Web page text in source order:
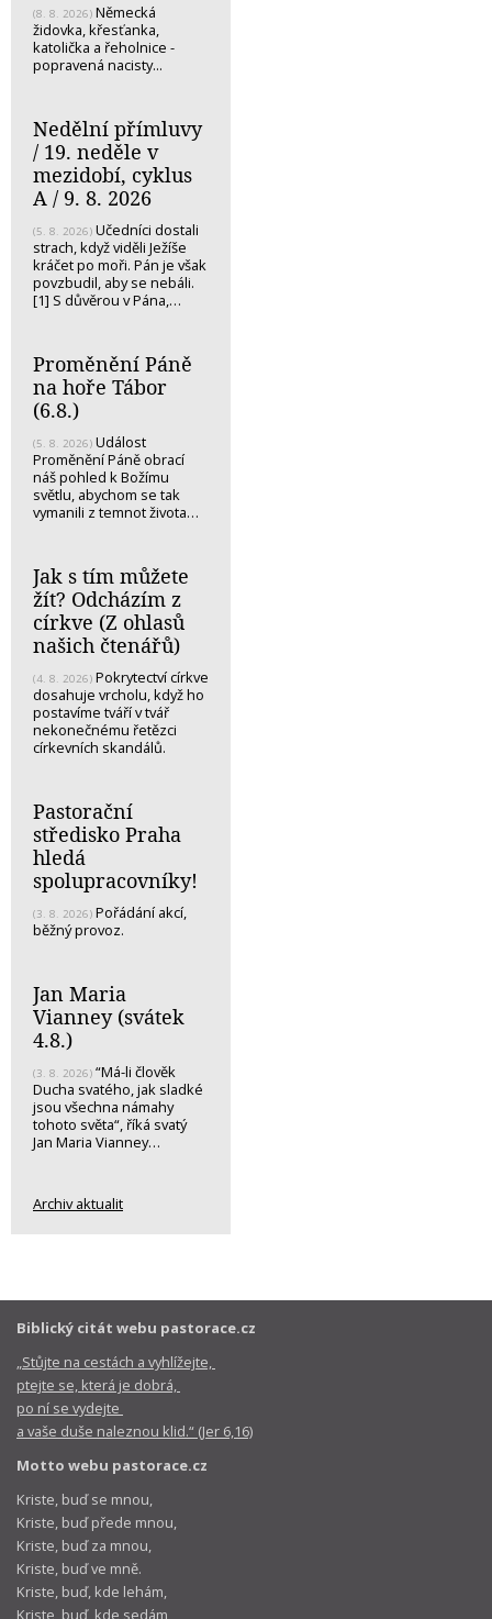
(8. 8. 2026) Německá
židovka, křesťanka,
katolička a řeholnice -
popravená nacisty...
Nedělní přímluvy
/ 19. neděle v
mezidobí, cyklus
A / 9. 8. 2026
(5. 8. 2026) Učedníci dostali
strach, když viděli Ježíše
kráčet po moři. Pán je však
povzbudil, aby se nebáli.
[1] S důvěrou v Pána,…
Proměnění Páně
na hoře Tábor
(6.8.)
(5. 8. 2026) Událost
Proměnění Páně obrací
náš pohled k Božímu
světlu, abychom se tak
vymanili z temnot života…
Jak s tím můžete
žít? Odcházím z
církve (Z ohlasů
našich čtenářů)
(4. 8. 2026) Pokrytectví církve
dosahuje vrcholu, když ho
postavíme tváří v tvář
nekonečnému řetězci
církevních skandálů.
Pastorační
středisko Praha
hledá
spolupracovníky!
(3. 8. 2026) Pořádání akcí,
běžný provoz.
Jan Maria
Vianney (svátek
4.8.)
(3. 8. 2026) “Má-li člověk
Ducha svatého, jak sladké
jsou všechna námahy
tohoto světa“, říká svatý
Jan Maria Vianney…
Archiv aktualit
Biblický citát webu pastorace.cz
„Stůjte na cestách a vyhlížejte,
ptejte se, která je dobrá,
po ní se vydejte
a vaše duše naleznou klid.“ (Jer 6,16)
Motto webu pastorace.cz
Kriste, buď se mnou,
Kriste, buď přede mnou,
Kriste, buď za mnou,
Kriste, buď ve mně.
Kriste, buď, kde lehám,
Kriste, buď, kde sedám,